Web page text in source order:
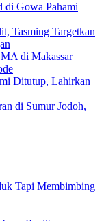
di Gowa Pahami
Tasming Targetkan
di Makassar
Ditutup, Lahirkan
di Sumur Jodoh,
Tapi Membimbing